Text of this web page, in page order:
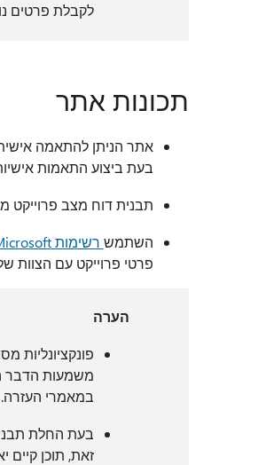
לקבלת פרטים
תכונות אתר
בעת ביצוע התאמות
תבנית דוח מצב פרוייקט
השתמש רשימות Microsoft
פרטי פרוייקט עם הצוות
הערה
פונקציונליות
משמעות הדבר
במאמרי העזרה.
בעת החלת
זאת, תוכן קיים